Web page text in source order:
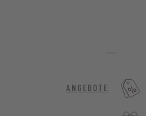
ANGEBOTE